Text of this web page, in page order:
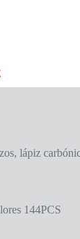
lápiz
144PCS